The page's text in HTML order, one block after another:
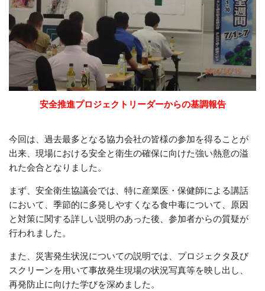
安全推進プロジェクトリーダーからの基調報告
今回は、過去最多となる協力会社の皆様の参加を得ることが
出来、現場における安全と衛生の確保に向けた強い熱意の溢
れた会合となりました。
まず、安全衛生協議会では、特に産業医・保健師による講話
において、季節的に多発しやすくなる食中毒について、原因
と対策に関する詳しい説明のあった後、参加者からの質疑が
行われました。
また、災害発生状況についての説明では、プロジェクタ及び
スクリーンを用いて事故発生現場の状況写真等を映し出し、
再発防止に向けた学びを深めました。